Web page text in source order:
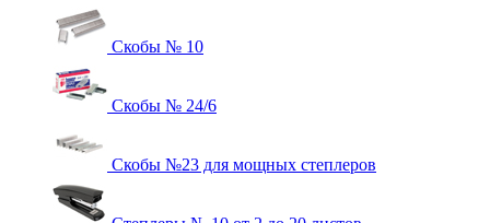
Скобы № 10
Скобы № 24/6
Скобы №23 для мощных степлеров